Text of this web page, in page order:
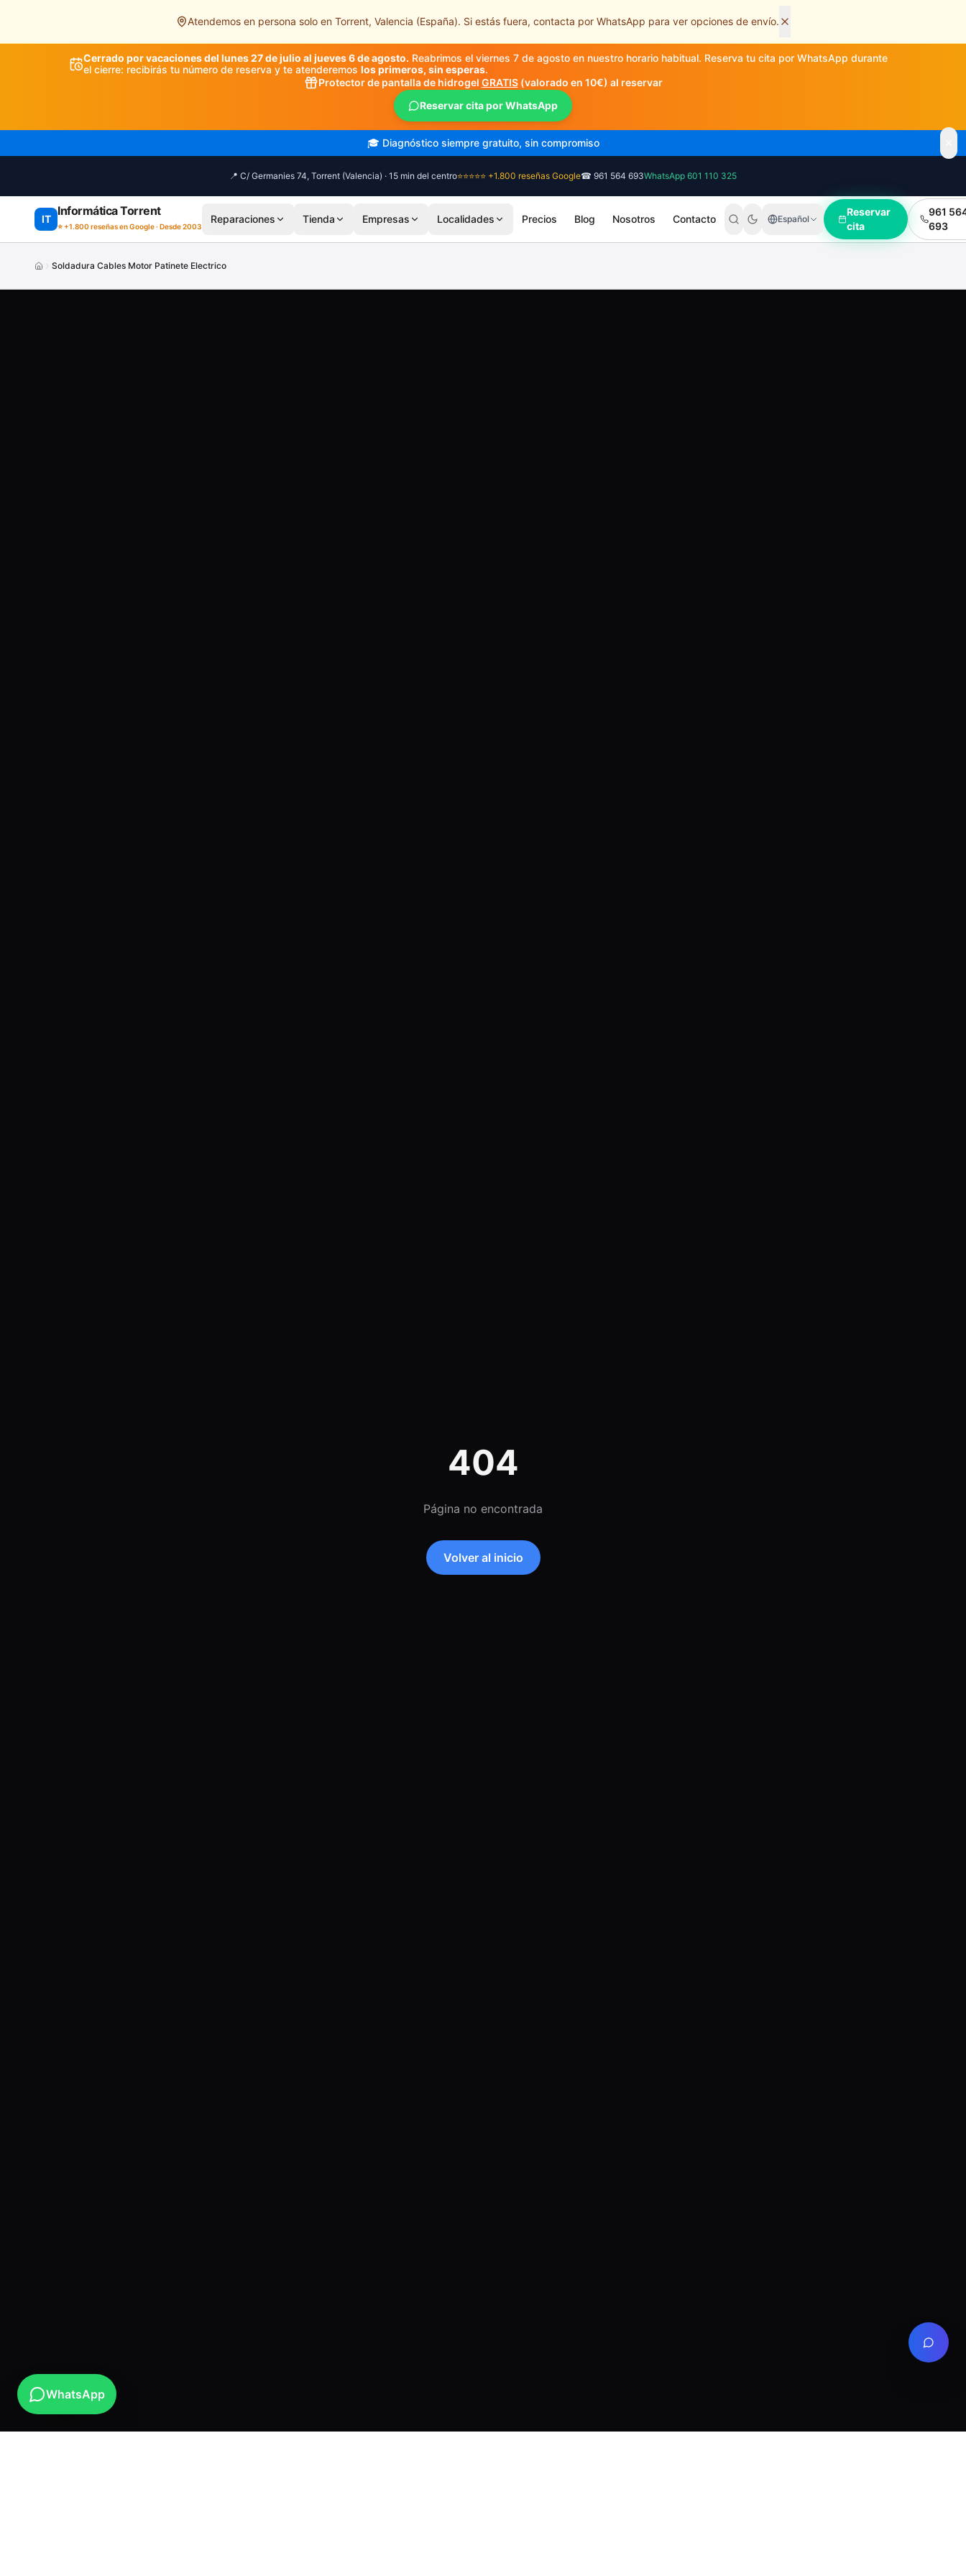
Atendemos en persona solo en Torrent, Valencia (España). Si estás fuera, contacta por WhatsApp para ver opciones de envío.
Cerrado por vacaciones del lunes 27 de julio al jueves 6 de agosto. Reabrimos el viernes 7 de agosto en nuestro horario habitual. Reserva tu cita por WhatsApp durante
el cierre: recibirás tu número de reserva y te atenderemos los primeros, sin esperas.
Protector de pantalla de hidrogel GRATIS(valorado en 10€) al reservar
Reservar cita por WhatsApp
🎓 Diagnóstico siempre gratuito, sin compromiso
📍 C/ Germanies 74, Torrent (Valencia) · 15 min del centro⭐⭐⭐⭐⭐ +1.800 reseñas Google☎ 961 564 693WhatsApp 601 110 325
IT
Informática Torrent
⭐ +1.800 reseñas en Google · Desde 2003
Reparaciones Tienda Empresas Localidades Precios Blog Nosotros Contacto Español
Reservar
cita
961
693
Soldadura Cables Motor Patinete Electrico
404
Página no encontrada
Volver al inicio
WhatsApp